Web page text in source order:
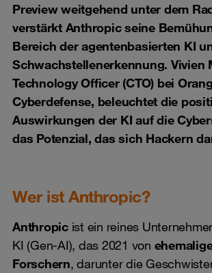
Preview weitgehend unter dem
verstärkt Anthropic seine
Bereich der agentenbasierten KI
Schwachstellenerkennung. Vivien
Technology Officer (CTO) bei
Cyberdefense, beleuchtet die
Auswirkungen der KI auf die
das Potenzial, das sich Hackern
Wer ist Anthropic?
Anthropic ist ein reines
KI (Gen-AI), das 2021 von
Forschern, darunter die